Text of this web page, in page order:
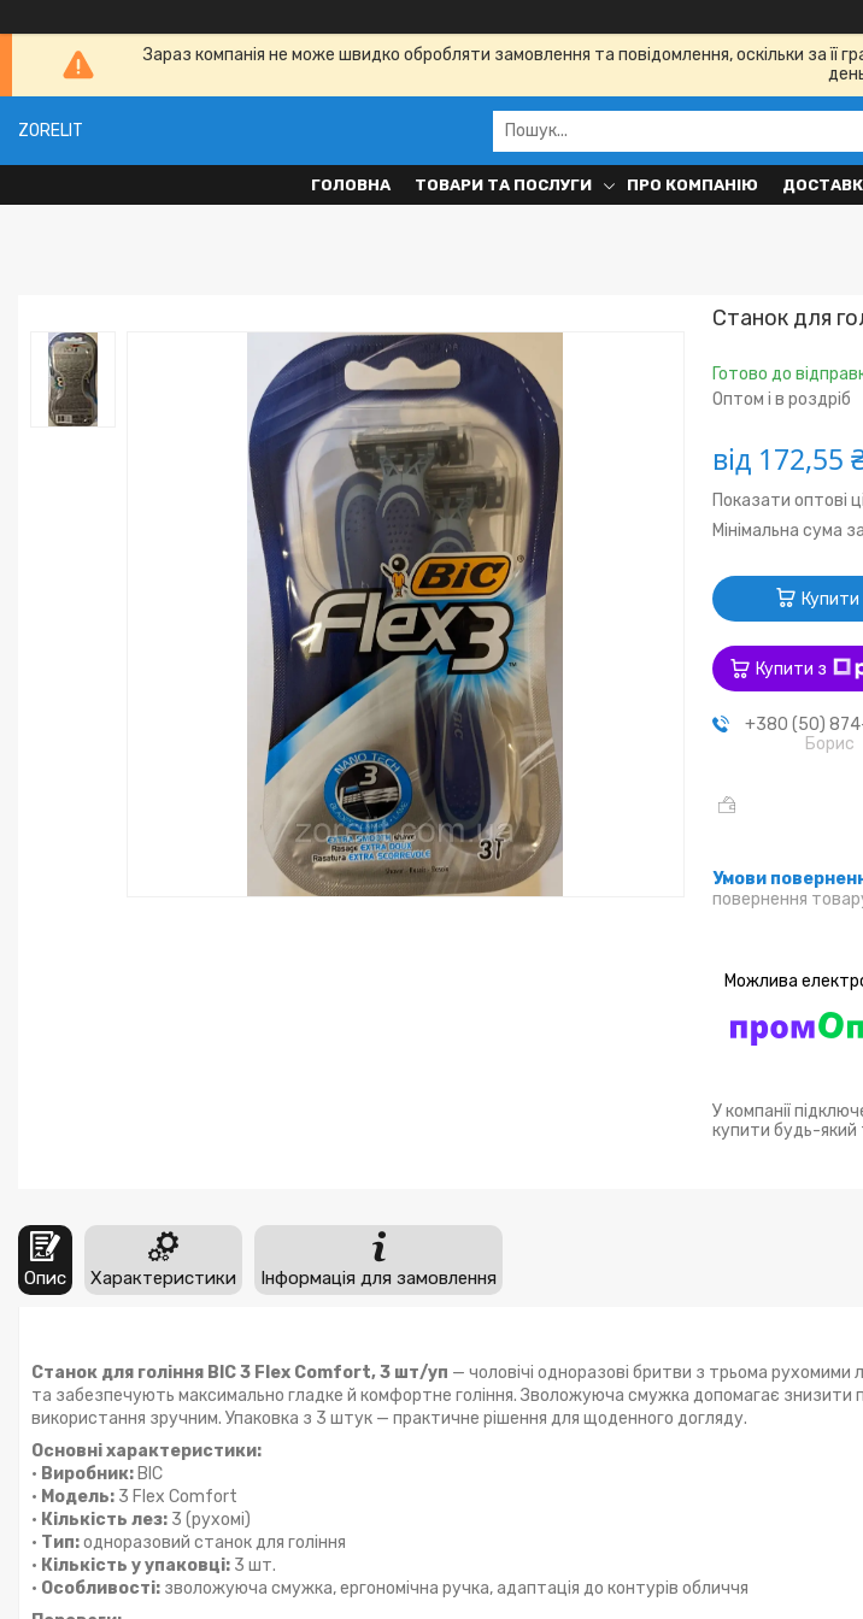
Зараз компанія не може швидко обробляти замовлення та повідомлення, оскільки за
ZORELIT
ГОЛОВНА ТОВАРИ ТА ПОСЛУГИ ПРО КОМПАНІЮ
Станок для
Готово до
Оптом і в роздріб
від 172,55
Показати оптові
Мінімальна сума
Купити
Купити з
+380 (50)
Борис
повернення
У компанії
купити будь-
Опис Характеристики Інформація для замовлення
Станок для гоління BIC 3 Flex Comfort, 3 шт/уп — чоловічі одноразові бритви з трьома рухомими
та забезпечують максимально гладке й комфортне гоління. Зволожуюча смужка допомагає знизити
використання зручним. Упаковка з 3 штук — практичне рішення для щоденного догляду.
Основні характеристики:
• Виробник: BIC
• Модель: 3 Flex Comfort
• Кількість лез: 3 (рухомі)
• Тип:одноразовий станок для гоління
• Кількість у упаковці: 3 шт.
• Особливості: зволожуюча смужка, ергономічна ручка, адаптація до контурів обличчя